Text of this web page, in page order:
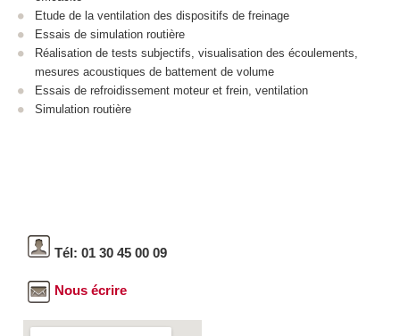
Etude de la ventilation des dispositifs de freinage
Essais de simulation routière
Réalisation de tests subjectifs, visualisation des écoulements,
mesures acoustiques de battement de volume
Essais de refroidissement moteur et frein, ventilation
Simulation routière
Tél: 01 30 45 00 09
Nous écrire